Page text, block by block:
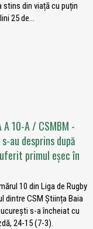
stins din viață cu puțin
25 de...
A 10-A / CSMBM -
au desprins după
primul eșec în
10 din Liga de Rugby
dintre CSM Știința Baia
s-a încheiat cu
24-15 (7-3).